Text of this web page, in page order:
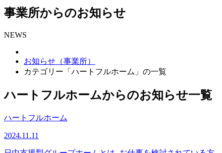
事業所からのお知らせ
NEWS
お知らせ（事業所）
カテゴリー「ハートフルホーム」の一覧
ハートフルホームからのお知らせ一覧
ハートフルホーム
2024.11.11